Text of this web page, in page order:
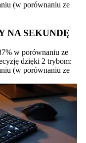
(w porównaniu ze
NA SEKUNDĘ
w porównaniu ze
dzięki 2 trybom:
(w porównaniu ze